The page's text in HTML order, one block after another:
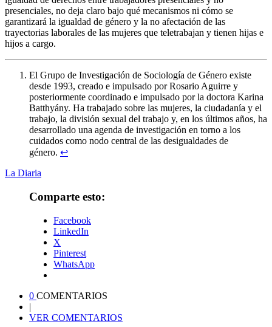
presenciales, no deja claro bajo qué mecanismos ni cómo se
garantizará la igualdad de género y la no afectación de las
trayectorias laborales de las mujeres que teletrabajan y tienen hijas e
hijos a cargo.
El Grupo de Investigación de Sociología de Género existe
desde 1993, creado e impulsado por Rosario Aguirre y
posteriormente coordinado e impulsado por la doctora Karina
Batthyány. Ha trabajado sobre las mujeres, la ciudadanía y el
trabajo, la división sexual del trabajo y, en los últimos años, ha
desarrollado una agenda de investigación en torno a los
cuidados como nodo central de las desigualdades de
género. ↩
La Diaria
Comparte esto:
Facebook
LinkedIn
X
Pinterest
WhatsApp
0 COMENTARIOS
|
VER COMENTARIOS